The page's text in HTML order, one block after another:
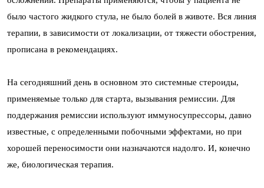
было частого жидкого стула, не было болей в животе. Вся линия
терапии, в зависимости от локализации, от тяжести обострения,
прописана в рекомендациях.
На сегодняшний день в основном это системные стероиды,
применяемые только для старта, вызывания ремиссии. Для
поддержания ремиссии используют иммуносупрессоры, давно
известные, с определенными побочными эффектами, но при
хорошей переносимости они назначаются надолго. И, конечно
же, биологическая терапия.